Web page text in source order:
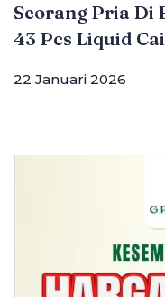
Seorang Pria Di
43 Pcs Liquid
22 Januari 2026